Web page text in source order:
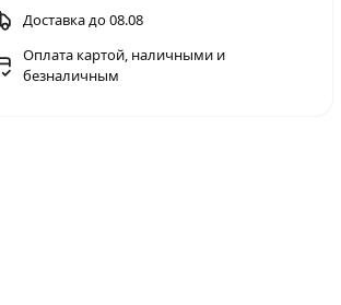
Доставка до 08.08
Оплата картой, наличными и
безналичным